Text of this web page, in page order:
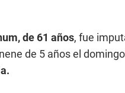
de 61 años, fue
de 5 años el